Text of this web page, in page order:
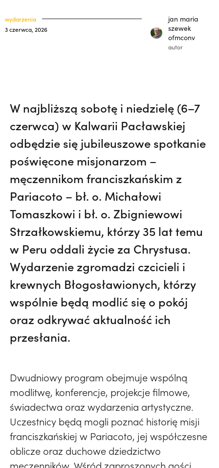
ochrona małoletnich
wydarzenia
3 czerwca, 2026
jan maria
szewek
ofmconv
autor
W najbliższą sobotę i niedzielę (6–7
czerwca) w Kalwarii Pacławskiej
odbędzie się jubileuszowe spotkanie
poświęcone misjonarzom –
męczennikom franciszkańskim z
Pariacoto – bł. o. Michałowi
Tomaszkowi i bł. o. Zbigniewowi
Strzałkowskiemu, którzy 35 lat temu
w Peru oddali życie za Chrystusa.
Wydarzenie zgromadzi czcicieli i
krewnych Błogosławionych, którzy
wspólnie będą modlić się o pokój
oraz odkrywać aktualność ich
przesłania.
Dwudniowy program obejmuje wspólną
modlitwę, konferencje, projekcje filmowe,
świadectwa oraz wydarzenia artystyczne.
Uczestnicy będą mogli poznać historię misji
franciszkańskiej w Pariacoto, jej współczesne
oblicze oraz duchowe dziedzictwo